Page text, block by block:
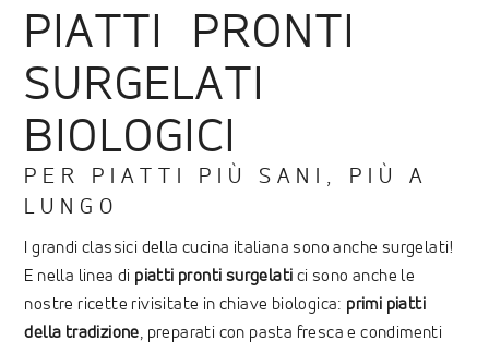
PIATTI PRONTI
SURGELATI
BIOLOGICI
PER PIATTI PIÙ SANI, PIÙ A
LUNGO
I grandi classici della cucina italiana sono anche surgelati!
E nella linea di piatti pronti surgelati ci sono anche le
nostre ricette rivisitate in chiave biologica: primi piatti
della tradizione, preparati con pasta fresca e condimenti